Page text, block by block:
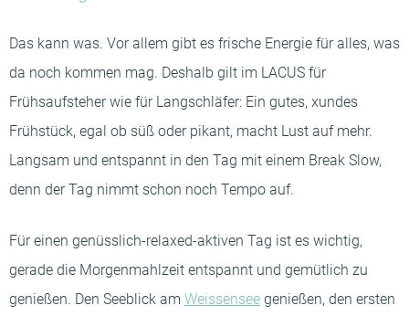
-----
Das kann was. Vor allem gibt es frische Energie für alles, was
da noch kommen mag. Deshalb gilt im LACUS für
Frühsaufsteher wie für Langschläfer: Ein gutes, xundes
Frühstück, egal ob süß oder pikant, macht Lust auf mehr.
Langsam und entspannt in den Tag mit einem Break Slow,
denn der Tag nimmt schon noch Tempo auf.
Für einen genüsslich-relaxed-aktiven Tag ist es wichtig,
gerade die Morgenmahlzeit entspannt und gemütlich zu
genießen. Den Seeblick am Weissensee genießen, den ersten